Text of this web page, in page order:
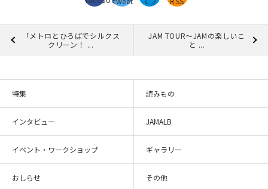
「メトロとひろばでシルクス
クリーン！ ...
JAM TOUR～JAMの楽しいこ
と ...
特集 読みもの
インタビュー JAMALB
イベント・ワークショップ ギャラリー
おしらせ その他